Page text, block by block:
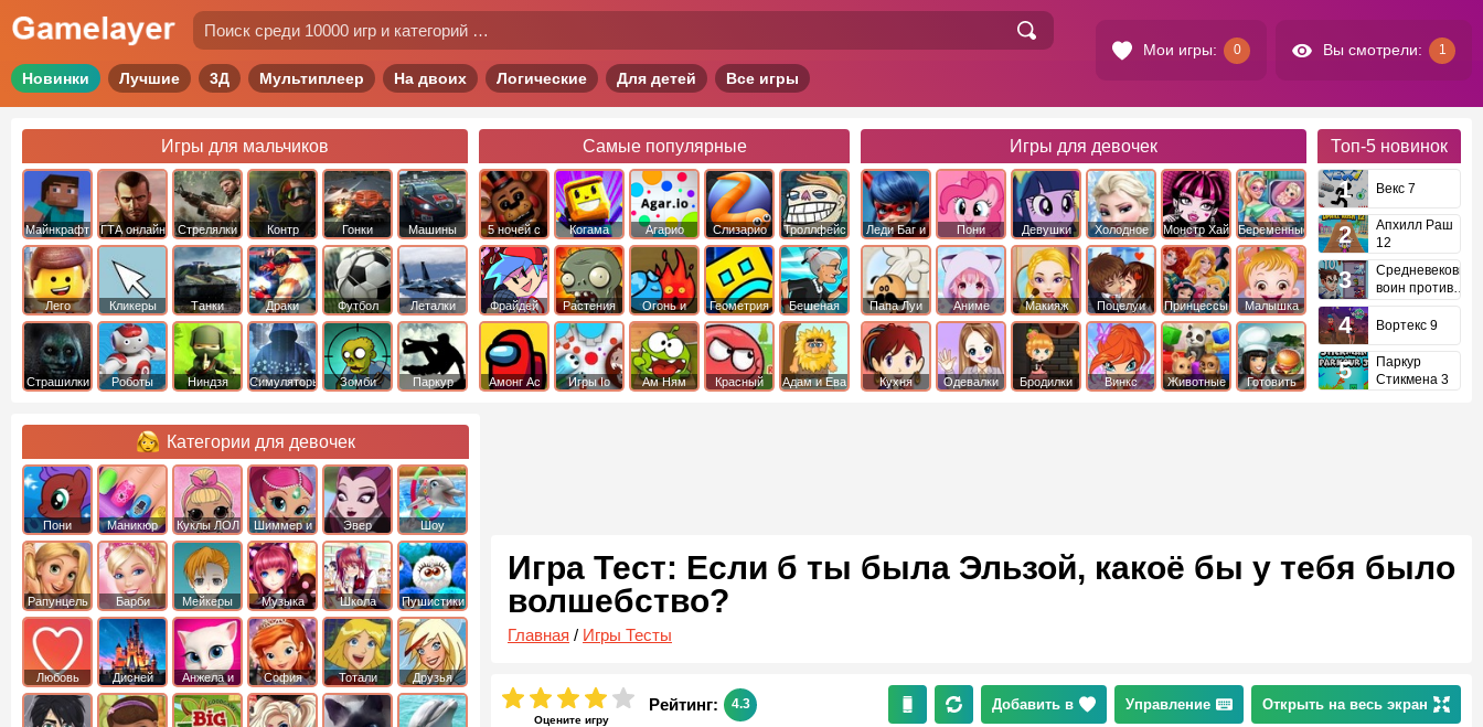
Мои игры: 0 Вы смотрели: 1
Новинки Лучшие 3Д Мультиплеер На двоих Логические Для детей Все игры
Игры для мальчиков
Майнкрафт ГТА онлайн Стрелялки
Контр
Страйк
Гонки Машины
Лего Кликеры Танки Драки Футбол Леталки
Страшилки Роботы Ниндзя Симуляторы Зомби Паркур
Самые популярные
5 ночей с
фредди
Когама Агарио Слизарио
Троллфейс
квест
Фрайдей
Найт
Фанкин
Растения
против
Зомби
Огонь и
Вода
Геометрия
Даш
Бешеная
бабка
сбежала из
психушки
Амонг Ас Игры Io Ам Ням
Красный
Адам и Ева
Игры для девочек
Леди Баг и
Супер Кот
Пони
Дружба это
Девушки
Эквестрии
Холодное
Сердце
Монстр Хай Беременные
Папа Луи Аниме Макияж Поцелуи
Принцессы
Диснея
Малышка
Хейзел
Кухня
Одевалки Бродилки Винкс Животные
Готовить
Топ-5 новинок
Векс 7
Апхилл Раш
12
Средневековый
воин против
Вортекс 9
Паркур
Стикмена 3
Игра Тест: Если б ты была Эльзой, какоё бы у тебя было
волшебство?
Главная / Игры Тесты
Оцените игру
Рейтинг: 4.3 Добавить в Управление Открыть на весь экран
Категории для девочек
Пони
креатор
Маникюр Куклы ЛОЛ
Шиммер и
Шайн
Эвер
Афтер Хай
Шоу
дельфинов
Рапунцель Барби Мейкеры Музыка Школа Пушистики
Любовь Дисней
Анжела и
том
София
Прекрасная
Тотали
Спайс
Друзья
ангелов